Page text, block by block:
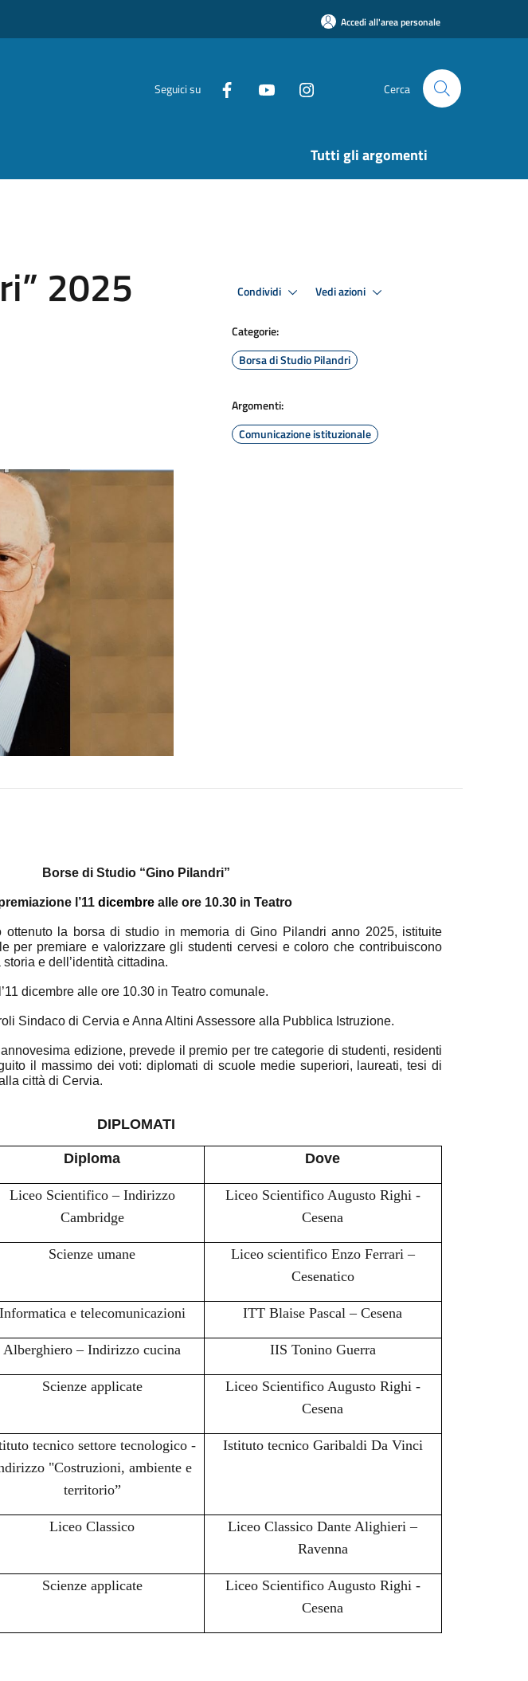
Accedi all'area personale
Seguici su Cerca
Tutti gli argomenti
2025 Condividi Vedi azioni
Categorie:
Borsa di Studio Pilandri
Argomenti:
Comunicazione istituzionale
Borse di Studio “Gino Pilandri”
l’11dicembrealle ore 10.30 in Teatro
ottenuto la borsa di studio in memoria di Gino Pilandri anno 2025, istituite
per premiare e valorizzare gli studenti cervesi e coloro che contribuiscono
e dell’identità cittadina.
l’11 dicembre alle ore 10.30 in Teatro comunale.
Sindaco di Cervia e Anna Altini Assessore alla Pubblica Istruzione.
edizione, prevede il premio per tre categorie di studenti, residenti
il massimo dei voti: diplomati di scuole medie superiori, laureati, tesi di
città di Cervia.
DIPLOMATI
Diploma Dove
Liceo Scientifico – Indirizzo
Cambridge
Liceo Scientifico Augusto Righi -
Cesena
Scienze umane
Liceo scientifico Enzo Ferrari –
Cesenatico
Informatica e telecomunicazioni ITT Blaise Pascal – Cesena
Alberghiero – Indirizzo cucina IIS Tonino Guerra
Scienze applicate
Liceo Scientifico Augusto Righi -
Cesena
tecnico settore tecnologico -
"Costruzioni, ambiente e
territorio”
Istituto tecnico Garibaldi Da Vinci
Liceo Classico
Liceo Classico Dante Alighieri –
Ravenna
Scienze applicate
Liceo Scientifico Augusto Righi -
Cesena